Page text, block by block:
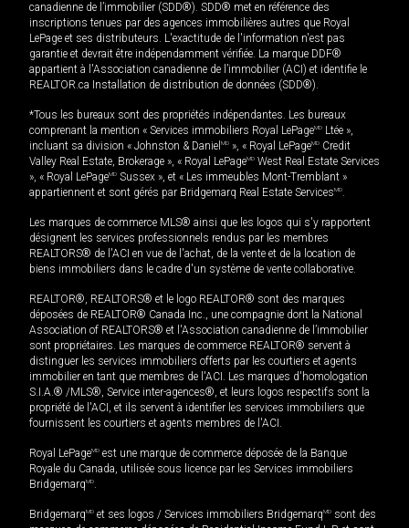
canadienne de l’immobilier (SDD®). SDD® met en référence des
inscriptions tenues par des agences immobilières autres que Royal
LePage et ses distributeurs. L'exactitude de l'information n'est pas
garantie et devrait être indépendamment vérifiée. La marque DDF®
appartient à l'Association canadienne de l’immobilier (ACI) et identifie le
REALTOR.ca Installation de distribution de données (SDD®).
*Tous les bureaux sont des propriétés indépendantes. Les bureaux
comprenant la mention « Services immobiliers Royal LePageMD Ltée »,
incluant sa division « Johnston & Daniel MD », « Royal LePageMD Credit
Valley Real Estate, Brokerage », « Royal LePageMD West Real Estate Services
», « Royal LePageMD Sussex », et « Les immeubles Mont-Tremblant »
appartiennent et sont gérés par Bridgemarq Real Estate ServicesMD.
Les marques de commerce MLS® ainsi que les logos qui s'y rapportent
désignent les services professionnels rendus par les membres
REALTORS® de l'ACI en vue de l'achat, de la vente et de la location de
biens immobiliers dans le cadre d'un système de vente collaborative.
REALTOR®, REALTORS® et le logo REALTOR® sont des marques
déposées de REALTOR® Canada Inc., une compagnie dont la National
Association of REALTORS® et l'Association canadienne de l’immobilier
sont propriétaires. Les marques de commerce REALTOR® servent à
distinguer les services immobiliers offerts par les courtiers et agents
immobilier en tant que membres de l'ACI. Les marques d'homologation
S.I.A.® /MLS®, Service inter-agences®, et leurs logos respectifs sont la
propriété de l'ACI, et ils servent à identifier les services immobiliers que
fournissent les courtiers et agents membres de l'ACI.
Royal LePageMD est une marque de commerce déposée de la Banque
Royale du Canada, utilisée sous licence par les Services immobiliers
BridgemarqMD.
BridgemarqMD et ses logos / Services immobiliers BridgemarqMD sont des